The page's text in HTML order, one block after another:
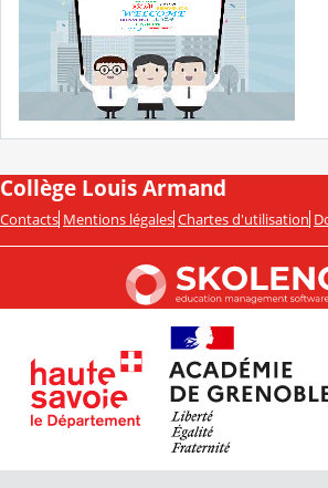
Collège Louis Armand
Contacts Mentions légales Chartes d'utilisation